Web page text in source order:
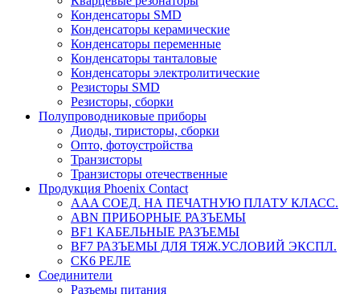
Конденсаторы SMD
Конденсаторы керамические
Конденсаторы переменные
Конденсаторы танталовые
Конденсаторы электролитические
Резисторы SMD
Резисторы, сборки
Полупроводниковые приборы
Диоды, тиристоры, сборки
Опто, фотоустройства
Транзисторы
Транзисторы отечественные
Продукция Phoenix Contact
AAA СОЕД. НА ПЕЧАТНУЮ ПЛАТУ КЛАСС.
ABN ПРИБОРНЫЕ РАЗЪЕМЫ
BF1 КАБЕЛЬНЫЕ РАЗЪЕМЫ
BF7 РАЗЪЕМЫ ДЛЯ ТЯЖ.УСЛОВИЙ ЭКСПЛ.
CK6 РЕЛЕ
Соединители
Разъемы питания